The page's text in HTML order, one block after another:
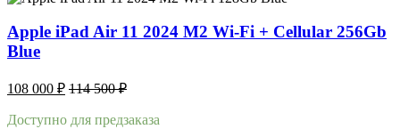
Apple iPad Air 11 2024 M2 Wi-Fi + Cellular 256Gb
Blue
108 000 ₽ 114 500₽
Доступно для предзаказа